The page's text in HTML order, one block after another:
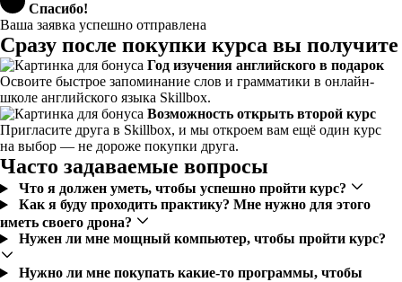
Спасибо!
Ваша заявка успешно отправлена
Сразу после покупки курса вы получите
Год изучения английского в подарок
Освоите быстрое запоминание слов и грамматики в онлайн-
школе английского языка Skillbox.
Возможность открыть второй курс
Пригласите друга в Skillbox, и мы откроем вам ещё один курс
на выбор — не дороже покупки друга.
Часто задаваемые вопросы
Что я должен уметь, чтобы успешно пройти курс?
Как я буду проходить практику? Мне нужно для этого
иметь своего дрона?
Нужен ли мне мощный компьютер, чтобы пройти курс?
Нужно ли мне покупать какие-то программы, чтобы